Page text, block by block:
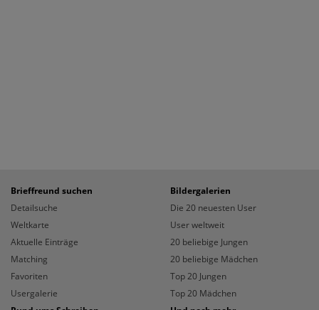
Brieffreund suchen
Detailsuche
Weltkarte
Aktuelle Einträge
Matching
Favoriten
Usergalerie
Bildergalerien
Die 20 neuesten User
User weltweit
20 beliebige Jungen
20 beliebige Mädchen
Top 20 Jungen
Top 20 Mädchen